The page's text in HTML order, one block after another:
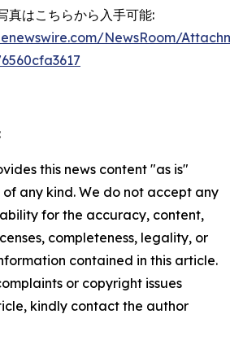
真はこちらから入手可能:
NewsRoom/
this news content "as is"
any kind. We do not accept any
for the accuracy, content,
completeness, legality, or
contained in this article.
or copyright issues
kindly contact the author